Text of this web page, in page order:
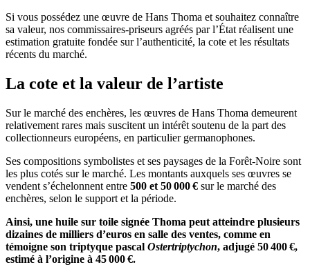
Si vous possédez une œuvre de Hans Thoma et souhaitez connaître
sa valeur, nos commissaires-priseurs agréés par l’État réalisent une
estimation gratuite fondée sur l’authenticité, la cote et les résultats
récents du marché.
La cote et la valeur de l’artiste
Sur le marché des enchères, les œuvres de Hans Thoma demeurent
relativement rares mais suscitent un intérêt soutenu de la part des
collectionneurs européens, en particulier germanophones.
Ses compositions symbolistes et ses paysages de la Forêt-Noire sont
les plus cotés sur le marché. Les montants auxquels ses œuvres se
vendent s’échelonnent entre 500 et 50 000 € sur le marché des
enchères, selon le support et la période.
Ainsi, une huile sur toile signée Thoma peut atteindre plusieurs
dizaines de milliers d’euros en salle des ventes, comme en
témoigne son triptyque pascal Ostertriptychon, adjugé 50 400 €,
estimé à l’origine à 45 000 €.